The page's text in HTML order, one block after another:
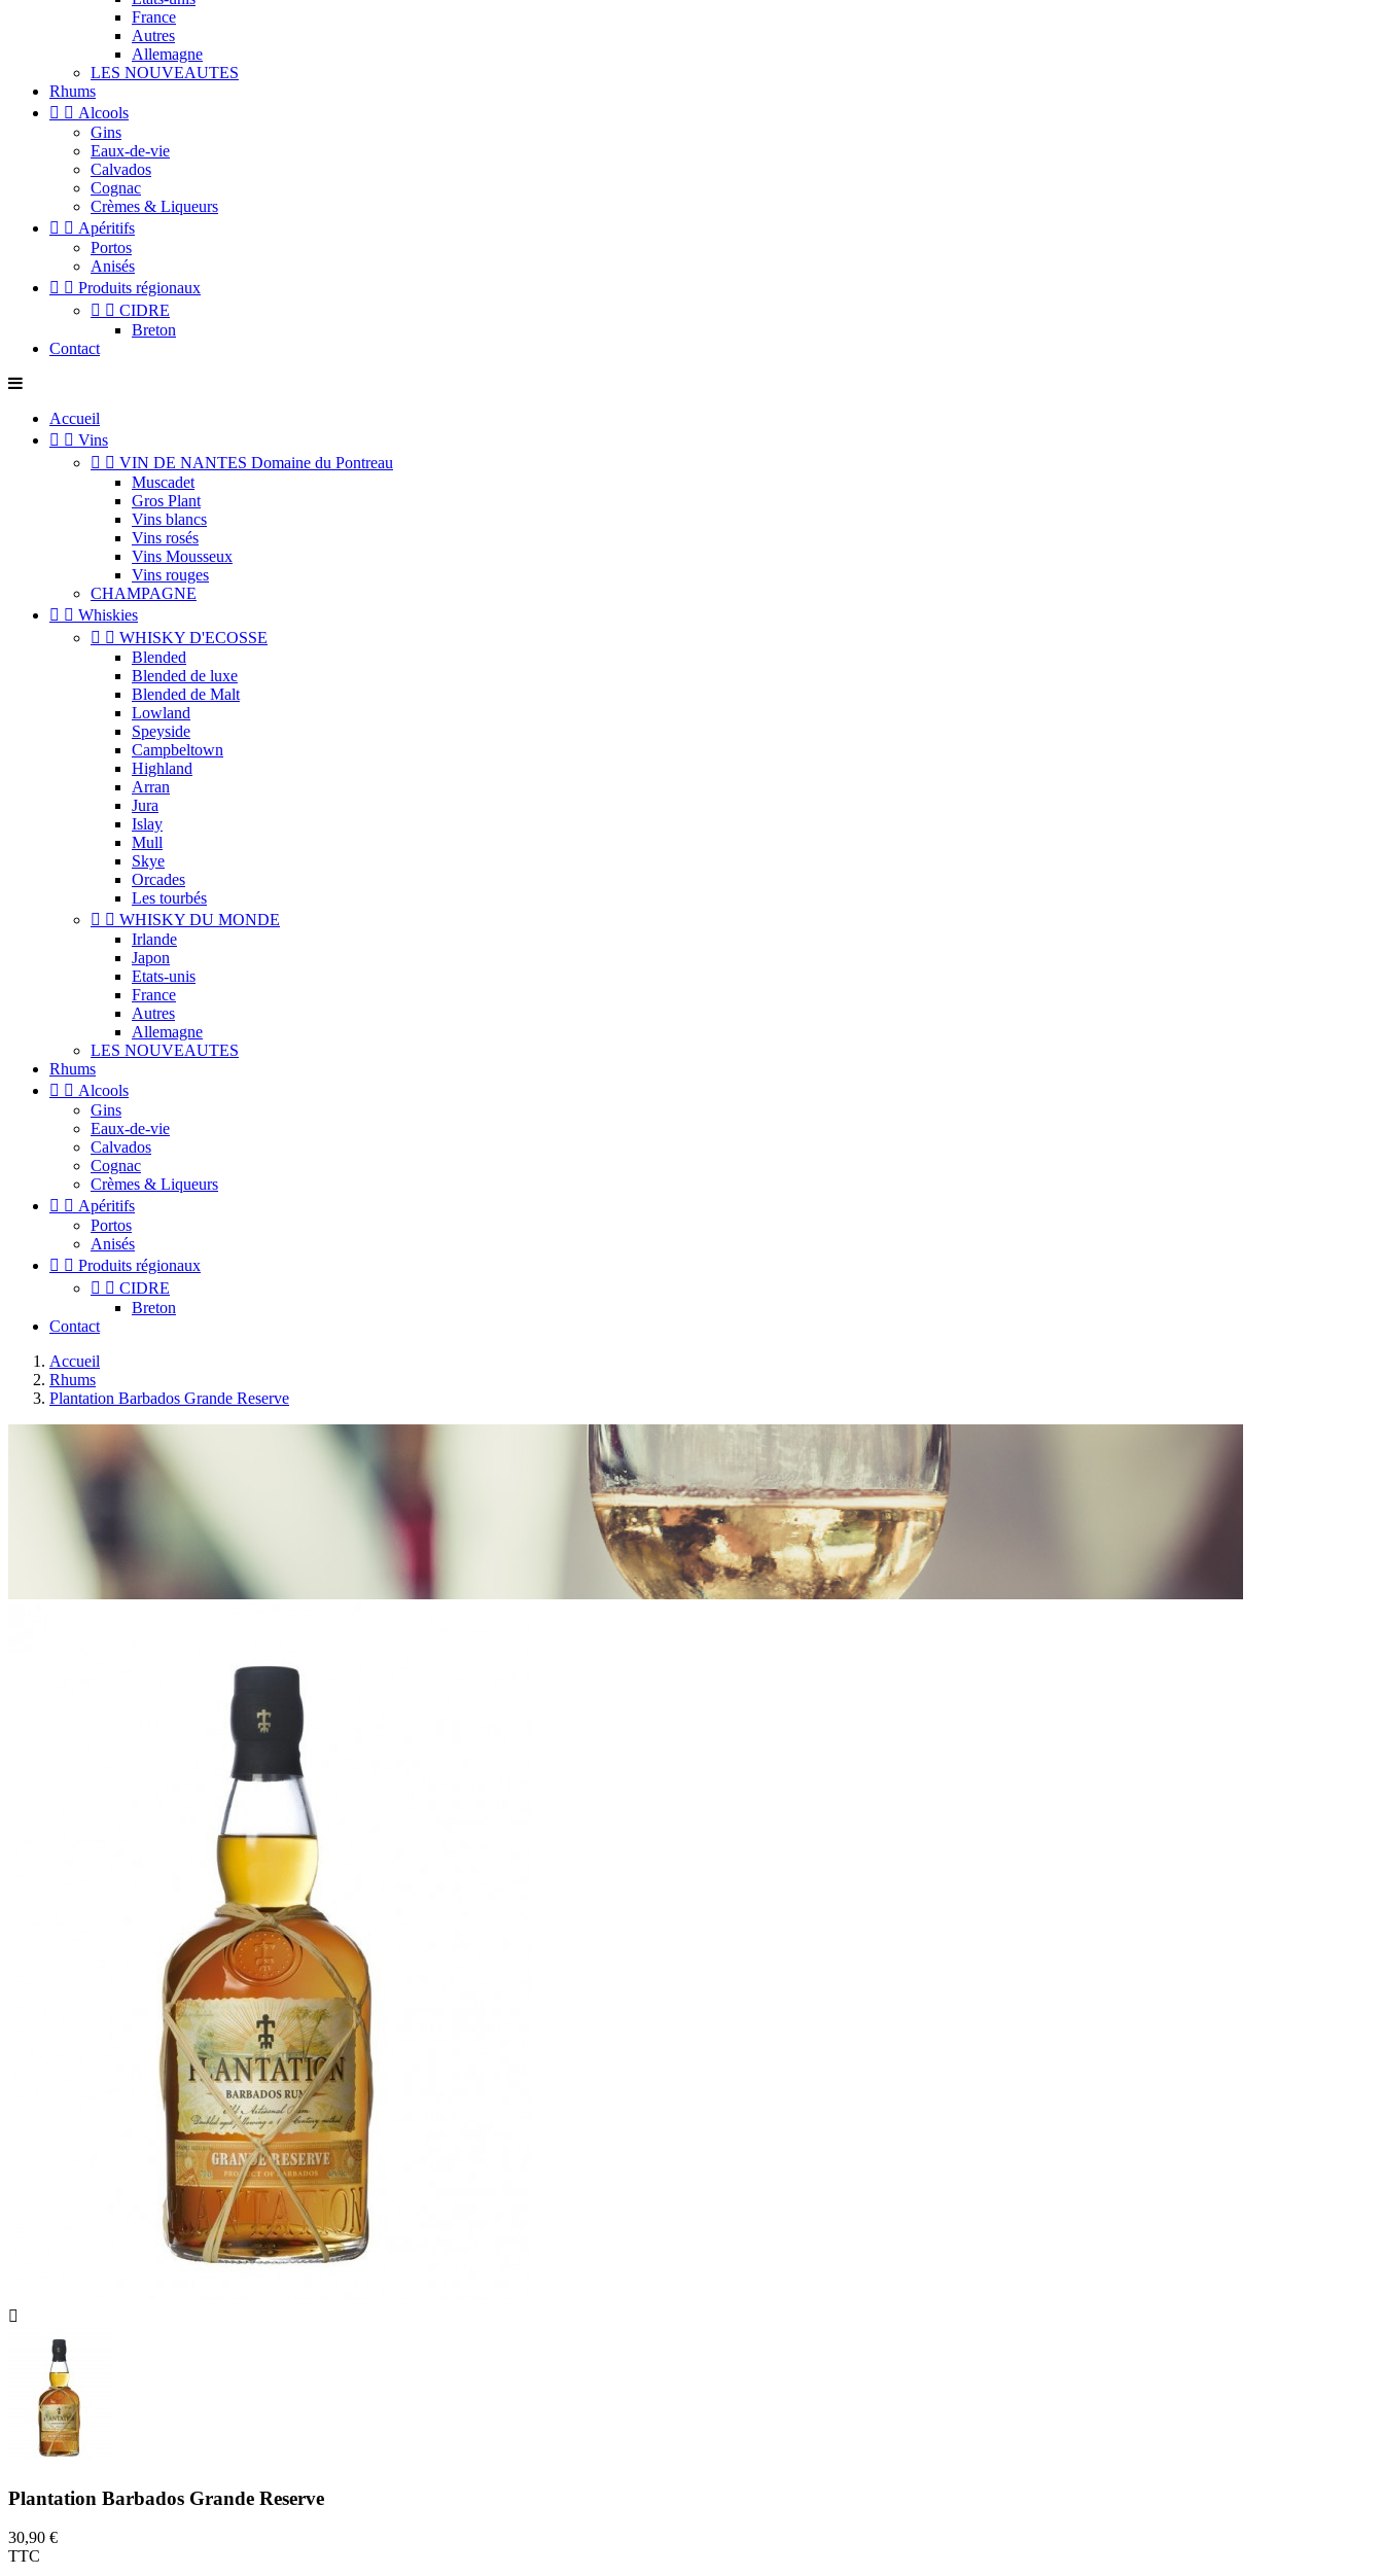
France
Autres
Allemagne
LES NOUVEAUTES
Rhums
  Alcools
Gins
Eaux-de-vie
Calvados
Cognac
Crèmes & Liqueurs
  Apéritifs
Portos
Anisés
  Produits régionaux
  CIDRE
Breton
Contact
Accueil
  Vins
  VIN DE NANTES Domaine du Pontreau
Muscadet
Gros Plant
Vins blancs
Vins rosés
Vins Mousseux
Vins rouges
CHAMPAGNE
  Whiskies
  WHISKY D'ECOSSE
Blended
Blended de luxe
Blended de Malt
Lowland
Speyside
Campbeltown
Highland
Arran
Jura
Islay
Mull
Skye
Orcades
Les tourbés
  WHISKY DU MONDE
Irlande
Japon
Etats-unis
France
Autres
Allemagne
LES NOUVEAUTES
Rhums
  Alcools
Gins
Eaux-de-vie
Calvados
Cognac
Crèmes & Liqueurs
  Apéritifs
Portos
Anisés
  Produits régionaux
  CIDRE
Breton
Contact
Accueil
Rhums
Plantation Barbados Grande Reserve

Plantation Barbados Grande Reserve
30,90 €
TTC